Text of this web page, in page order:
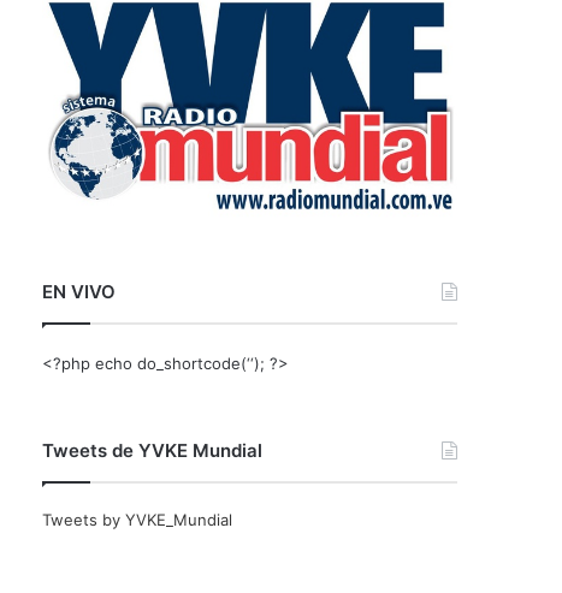
r
EN VIVO
<?php echo do_shortcode(‘‘); ?>
Tweets de YVKE Mundial
Tweets by YVKE_Mundial